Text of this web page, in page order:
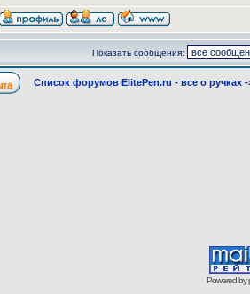
Показать сообщения:
Список форумов ElitePen.ru - все о ручках
Powered by